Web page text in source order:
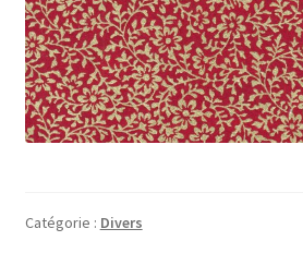
Catégorie : Divers